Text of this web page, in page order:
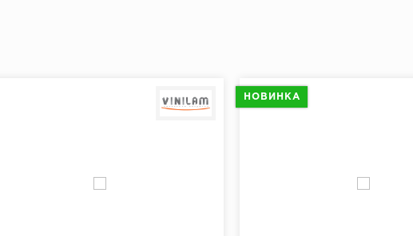
плинтус к стене, разметить на нем будущие отверстия.
НОВИНКА